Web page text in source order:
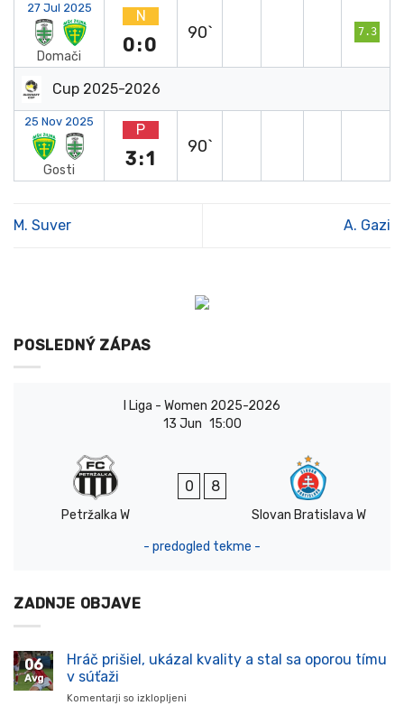
27 Jul 2025
Domači
N
0:0
90` 7.3
Cup 2025-2026
25 Nov 2025
Gosti
P
3:1
90`
M. Suver A. Gazi
POSLEDNÝ ZÁPAS
I Liga - Women 2025-2026
13 Jun 15:00
Petržalka W
0 8
Slovan Bratislava W
- predogled tekme -
ZADNJE OBJAVE
06
Avg
Hráč prišiel, ukázal kvality a stal sa oporou tímu
v súťaži
Komentarji so izklopljeni